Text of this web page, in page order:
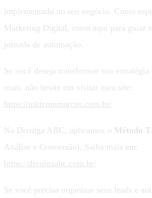
implementado no seu negócio. Como
Marketing Digital, estou aqui para guiar
jornada de automação.
Se você deseja transformar sua
reais, não hesite em visitar meu site:
https://mktcommarcos.com.br/
Na Divulga ABC, aplicamos o Método
Análise e Conversão). Saiba mais em:
https://divulgaabc.com.br/
Se você precisa organizar seus leads e